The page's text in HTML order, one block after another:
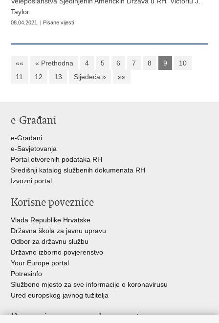
Taylor.
08.04.2021. | Pisane vijesti
«« « Prethodna 4 5 6 7 8 9
10
11
12 13 Sljedeća » »»
e-Građani
e-Građani
e-Savjetovanja
Portal otvorenih podataka RH
Središnji katalog službenih dokumenata RH
Izvozni portal
Korisne poveznice
Vlada Republike Hrvatske
Državna škola za javnu upravu
Odbor za državnu službu
Državno izborno povjerenstvo
Your Europe portal
Potresinfo
Službeno mjesto za sve informacije o koronavirusu
Ured europskog javnog tužitelja
Poveznice pravosudnog sustava